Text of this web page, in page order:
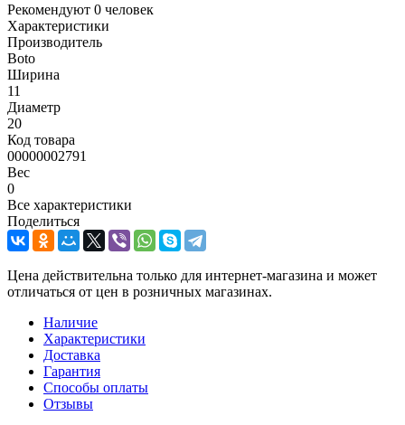
Рекомендуют 0 человек
Характеристики
Производитель
Boto
Ширина
11
Диаметр
20
Код товара
00000002791
Вес
0
Все характеристики
Поделиться
Цена действительна только для интернет-магазина и может
отличаться от цен в розничных магазинах.
Наличие
Характеристики
Доставка
Гарантия
Способы оплаты
Отзывы